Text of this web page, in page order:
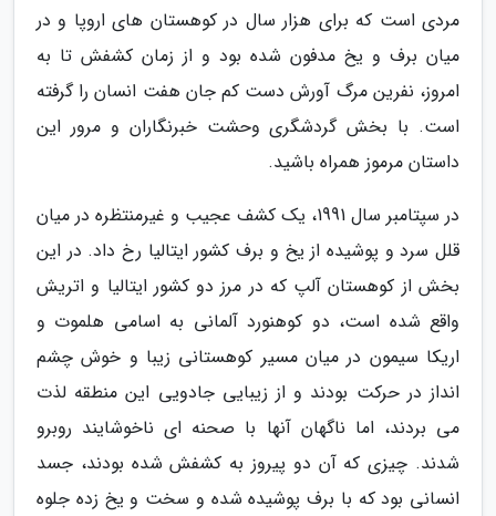
مردی است که برای هزار سال در کوهستان های اروپا و در
میان برف و یخ مدفون شده بود و از زمان کشفش تا به
امروز، نفرین مرگ آورش دست کم جان هفت انسان را گرفته
است. با بخش گردشگری وحشت خبرنگاران و مرور این
داستان مرموز همراه باشید.
در سپتامبر سال 1991، یک کشف عجیب و غیرمنتظره در میان
قلل سرد و پوشیده از یخ و برف کشور ایتالیا رخ داد. در این
بخش از کوهستان آلپ که در مرز دو کشور ایتالیا و اتریش
واقع شده است، دو کوهنورد آلمانی به اسامی هلموت و
اریکا سیمون در میان مسیر کوهستانی زیبا و خوش چشم
انداز در حرکت بودند و از زیبایی جادویی این منطقه لذت
می بردند، اما ناگهان آنها با صحنه ای ناخوشایند روبرو
شدند. چیزی که آن دو پیروز به کشفش شده بودند، جسد
انسانی بود که با برف پوشیده شده و سخت و یخ زده جلوه